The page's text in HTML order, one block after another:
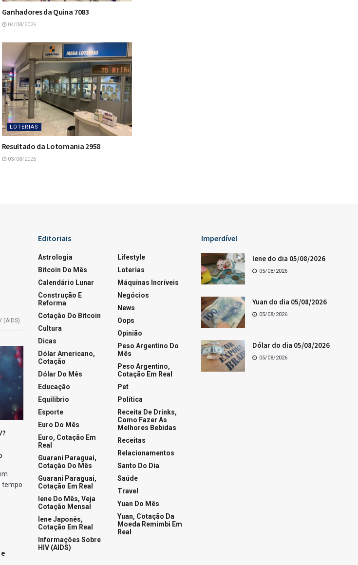
Ganhadores da Quina 7083
04/08/2026
LOTERIAS
Resultado da Lotomania 2958
03/08/2026
(AIDS)
tempo
Editoriais
Astrologia
Bitcoin Do Mês
Calendário Lunar
Construção E
Reforma
Cotação Do Bitcoin
Cultura
Dicas
Dólar Americano,
Cotação
Dólar Do Mês
Educação
Equilibrio
Esporte
Euro Do Mês
Euro, Cotação Em
Real
Guarani Paraguai,
Cotação Do Mês
Guarani Paraguai,
Cotação Em Real
Iene Do Mês, Veja
Cotação Mensal
Iene Japonês,
Cotação Em Real
Informações Sobre
HIV (AIDS)
Lifestyle
Loterias
Máquinas Incríveis
Negócios
News
Oops
Opinião
Peso Argentino Do
Mês
Peso Argentino,
Cotação Em Real
Pet
Política
Receita De Drinks,
Como Fazer As
Melhores Bebidas
Receitas
Relacionamentos
Santo Do Dia
Saúde
Travel
Yuan Do Mês
Yuan, Cotação Da
Moeda Remimbi Em
Real
Imperdível
Iene do dia 05/08/2026
05/08/2026
Yuan do dia 05/08/2026
05/08/2026
Dólar do dia 05/08/2026
05/08/2026